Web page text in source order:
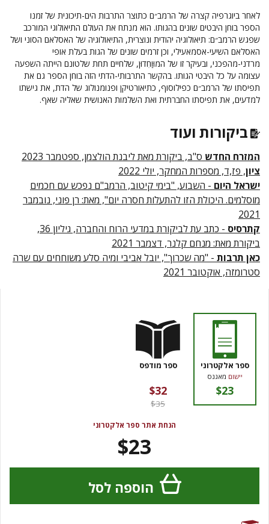
לאחר ביוגרפיה קצרה של הרמב״ם כתוצר התרבות הים-תיכונית של זמנו
הספר בוחן היבטים שונים בהגותו. הוא מנתח את העולם התיאולוגי המורכב
שפגש הרמב״ם: תיאולוגיה יהודית ונוצרית, התיאולוגיה של האסלאם הסוני ושל
האסלאם השיעי-אסמאעילי, וכן זרמים שונים של הגות בעלת אופי
מרדני-מהפכני, ובעיקר זו של המוּוַחִדוּן, שלחיים תחת שלטונם הייתה השפעה
עצומה על כל היבטי הגותו. בהקשר התרבותי-הדתי הזה בוחן הספר גם את
תפיסתו של הרמב״ם כפילוסוף, כתיאורטיקן ופנומנולוג של הדת, את גישתו
למדעים, את תפיסתו החברתית ואת השלמות האנושית שאליה שאף.
ביקורות ועוד
המזרח החדש ס"ב, ביקורת מאת ליבנת הולצמן, ספטמבר 2023
ציון, פז,ד, מספרות המחקר, יולי 2022
ישראל היום - השבוע, "בימי קיטוב, הרמב"ם נפכש עם חכמים
מוסלמים. היכולת הזו להתעלות חסרה יום", מאת: רן פוני, נובמבר
2021
קתרסיס
- כתב עת לביקורת במדעי הרוח והחברה, גיליון 36,
ביקורת מאת: מנחם קלנר, דצמבר 2021
כאן תרבות - "מה שכרוך", יובל אביבי ומיה סלע משוחחים עם שרה
סטרומזה, אוקטובר 2021
ספר אלקטרוני
יישום מאגנס
$23
ספר מודפס
$32
$35
הנחת אתר ספר אלקטרוני
$23
הוספה לסל